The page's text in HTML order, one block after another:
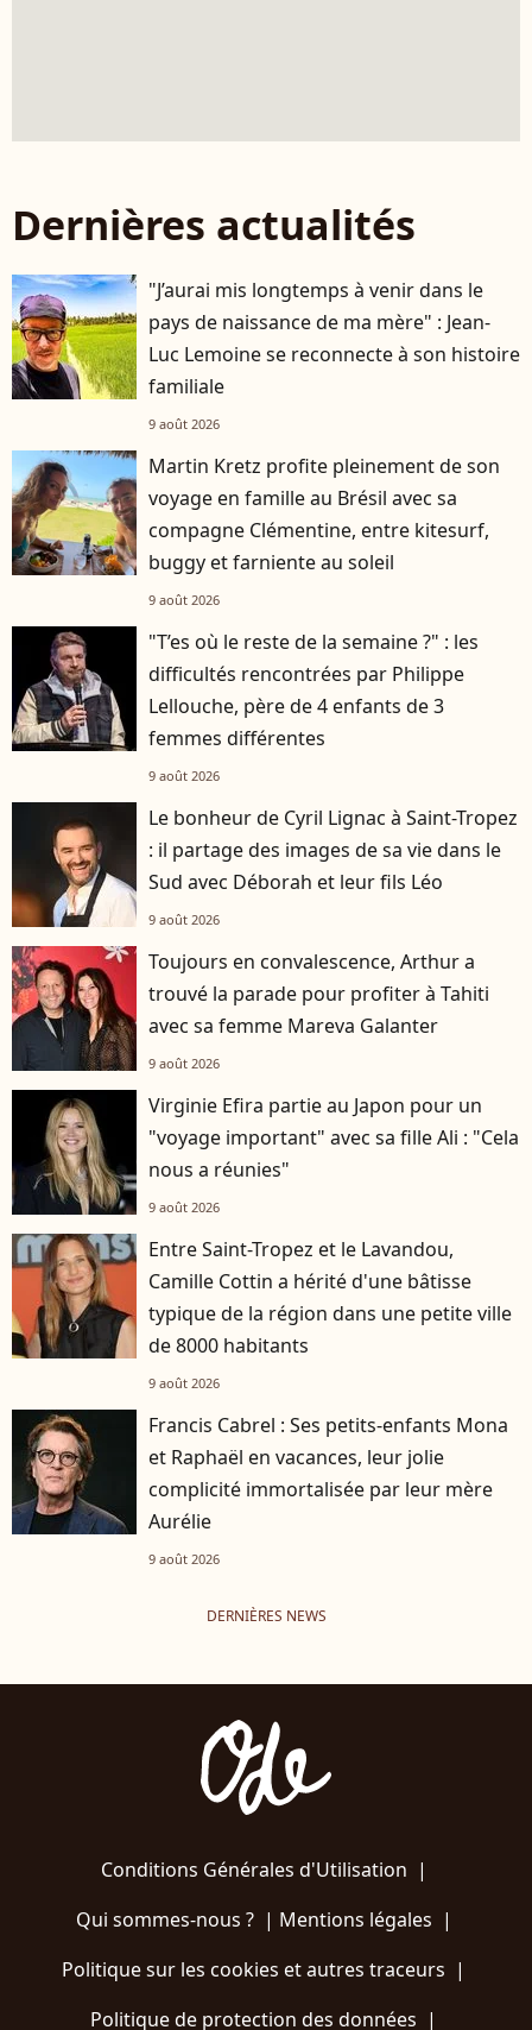
Dernières actualités
"J’aurai mis longtemps à venir dans le
pays de naissance de ma mère" : Jean-
Luc Lemoine se reconnecte à son histoire
familiale
9 août 2026
Martin Kretz profite pleinement de son
voyage en famille au Brésil avec sa
compagne Clémentine, entre kitesurf,
buggy et farniente au soleil
9 août 2026
"T’es où le reste de la semaine ?" : les
difficultés rencontrées par Philippe
Lellouche, père de 4 enfants de 3
femmes différentes
9 août 2026
Le bonheur de Cyril Lignac à Saint-Tropez
: il partage des images de sa vie dans le
Sud avec Déborah et leur fils Léo
9 août 2026
Toujours en convalescence, Arthur a
trouvé la parade pour profiter à Tahiti
avec sa femme Mareva Galanter
9 août 2026
Virginie Efira partie au Japon pour un
"voyage important" avec sa fille Ali : "Cela
nous a réunies"
9 août 2026
Entre Saint-Tropez et le Lavandou,
Camille Cottin a hérité d'une bâtisse
typique de la région dans une petite ville
de 8000 habitants
9 août 2026
Francis Cabrel : Ses petits-enfants Mona
et Raphaël en vacances, leur jolie
complicité immortalisée par leur mère
Aurélie
9 août 2026
DERNIÈRES NEWS
Conditions Générales d'Utilisation |
Qui sommes-nous ?| Mentions légales |
Politique sur les cookies et autres traceurs |
Politique de protection des données |